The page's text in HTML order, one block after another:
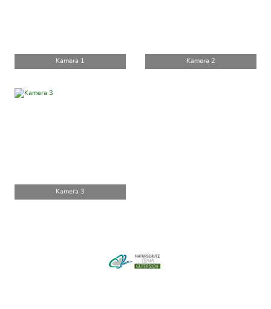
Kamera 1 Kamera 2
Kamera 3